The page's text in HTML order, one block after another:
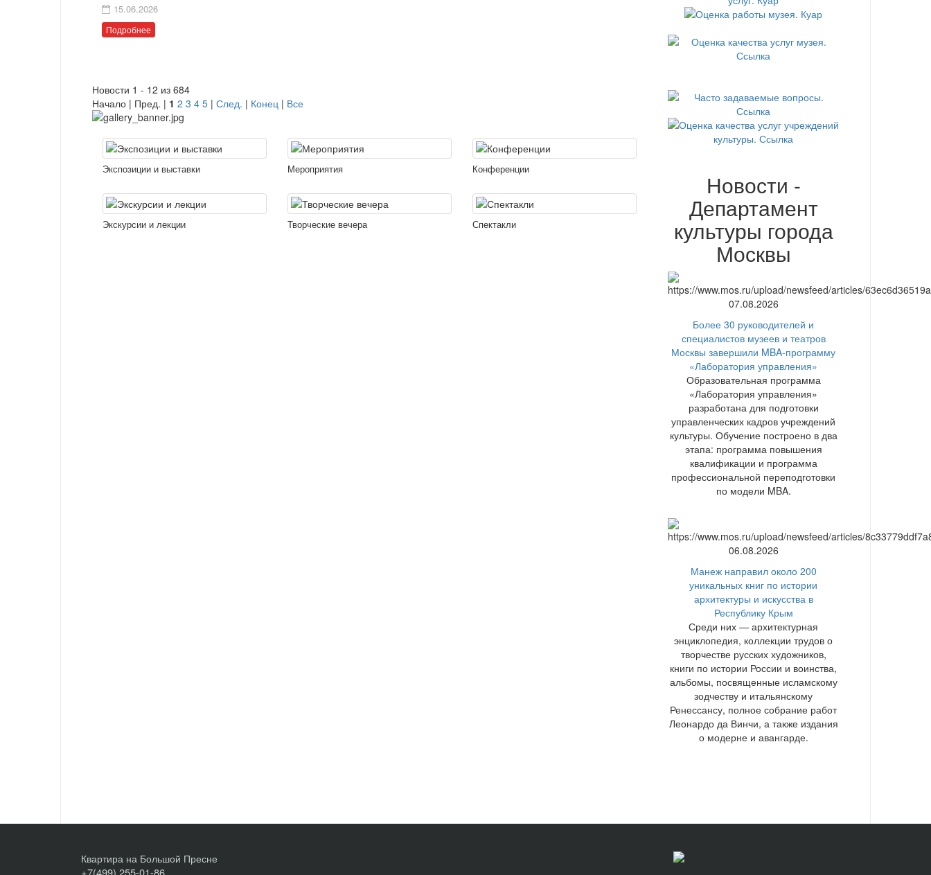
15.06.2026
Подробнее
Новости 1 - 12 из 684
Начало | Пред. | 1 2 3 4 5 | След. | Конец | Все
Экспозиции и выставки Мероприятия Конференции
Экскурсии и лекции Творческие вечера Спектакли
Новости -
Департамент
культуры города
Москвы
07.08.2026
Более 30 руководителей и
специалистов музеев и театров
Москвы завершили MBA-программу
«Лаборатория управления»
Образовательная программа
«Лаборатория управления»
разработана для подготовки
управленческих кадров учреждений
культуры. Обучение построено в два
этапа: программа повышения
квалификации и программа
профессиональной переподготовки
по модели MBA.
06.08.2026
Манеж направил около 200
уникальных книг по истории
архитектуры и искусства в
Республику Крым
Среди них — архитектурная
энциклопедия, коллекции трудов о
творчестве русских художников,
книги по истории России и воинства,
альбомы, посвященные исламскому
зодчеству и итальянскому
Ренессансу, полное собрание работ
Леонардо да Винчи, а также издания
о модерне и авангарде.
Квартира на Большой Пресне
+7(499) 255-01-86